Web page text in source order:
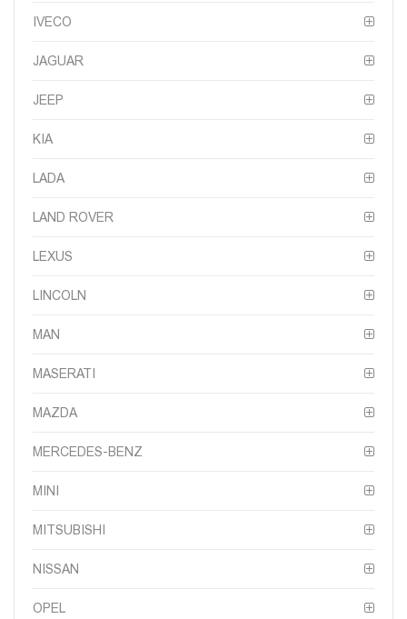
IVECO
JAGUAR
JEEP
KIA
LADA
LAND ROVER
LEXUS
LINCOLN
MAN
MASERATI
MAZDA
MERCEDES-BENZ
MINI
MITSUBISHI
NISSAN
OPEL